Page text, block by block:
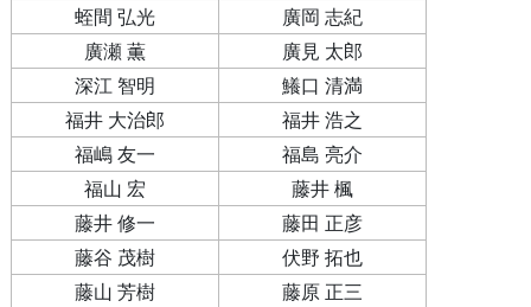
蛭間 弘光
廣岡 志紀
廣瀬 薫
廣見 太郎
深江 智明
鱶口 清満
福井 大治郎
福井 浩之
福嶋 友一
福島 亮介
福山 宏
藤井 楓
藤井 修一
藤田 正彦
藤谷 茂樹
伏野 拓也
藤山 芳樹
藤原 正三